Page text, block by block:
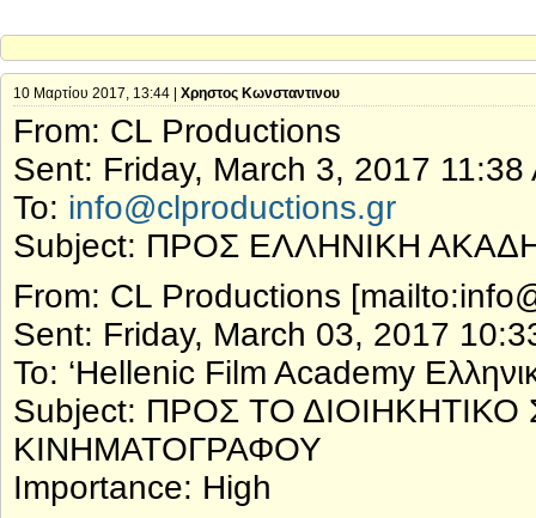
10 Μαρτίου 2017, 13:44 | Χρηστος Κωνσταντινου
From: CL Productions
Sent: Friday, March 3, 2017 11:38
To: info@clproductions.gr
Subject: ΠΡΟΣ ΕΛΛΗΝΙΚΗ
From: CL Productions
Sent: Friday, March 03, 2017
To: ‘Hellenic Film Academy
Subject: ΠΡΟΣ ΤΟ
ΚΙΝΗΜΑΤΟΓΡΑΦΟΥ
Importance: High